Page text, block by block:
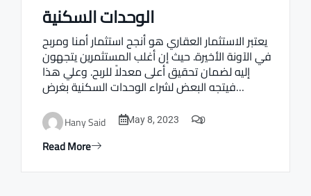
Real estate Estate ville
الوحدات السكنية
يعتبر الاستثمار العقاري هو أنجح استثمار أمنا ومربح
في الآونة الأخيرة. حيث إن أغلب المستثمرين يتجهون
إليه لضمان تحقيق أعلى معدلاً للربح. وعلي هذا
فيتجه البعض لشراء الوحدات السكنية بغرض…
Hany Said May 8, 2023 0
Read More